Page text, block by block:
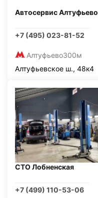
Автосервис Алтуфьево
+7 (495) 023-81-52
Алтуфьево300м
Алтуфьевское ш., 48к4
СТО Лобненская
+7 (499) 110-53-06